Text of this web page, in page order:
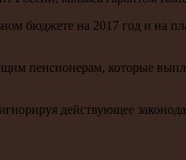
бюджете на 2017 год и на
пенсионерам, которые
действующее